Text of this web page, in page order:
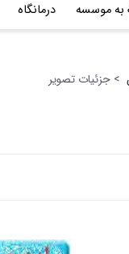
موسسه درمانگاه
> جزئیات تصویر